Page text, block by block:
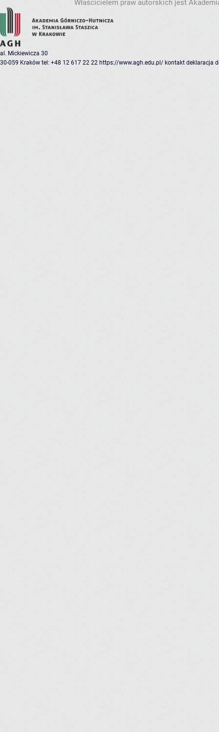
Właścicielem praw autorskich jest
al. Mickiewicza 30
30-059 Kraków tel: +48 12 617 22 22 https://www.agh.edu.pl/ kontakt deklaracja